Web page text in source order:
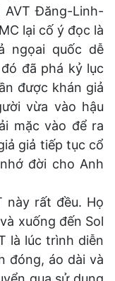
Đăng-Linh-
lại cố ý đọc là
ngọai quốc dễ
đã phá kỷ lục
được khán giả
vừa vào hậu
mặc vào để ra
giả tiếp tục cổ
đời cho Anh
này rất đều. Họ
xuống đến Sol
là lúc trình diễn
đóng, áo dài và